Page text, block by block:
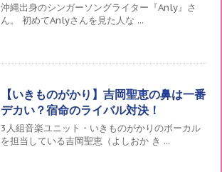
沖縄出身のシンガーソングライター『Anly』さ
ん。 初めてAnlyさんを見た人な ...
【いきものがかり】吉岡聖恵の鼻は一番
デカい？宿命のライバル対決！
3人組音楽ユニット・いきものがかりのボーカル
を担当している吉岡聖恵（よしおか き ...